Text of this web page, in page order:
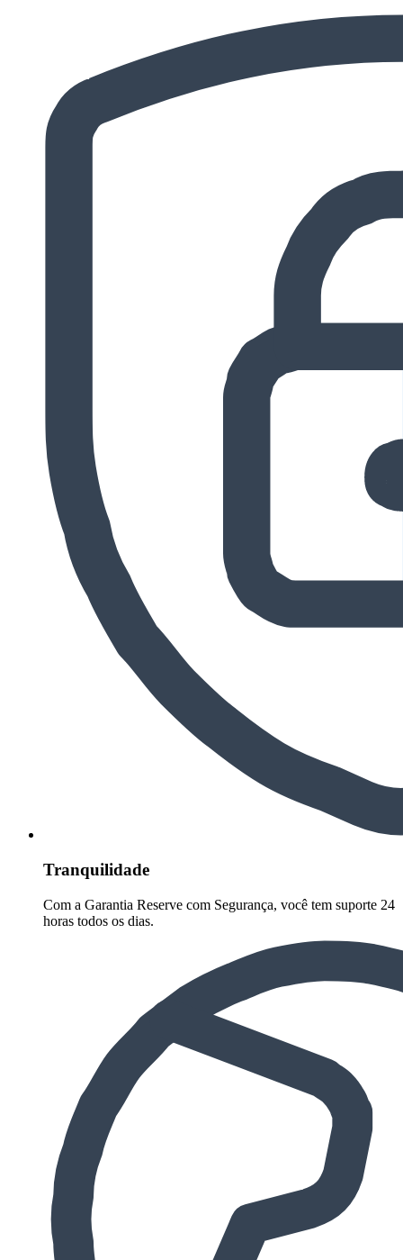
Tranquilidade
Com a Garantia Reserve com Segurança, você tem suporte 24
horas todos os dias.